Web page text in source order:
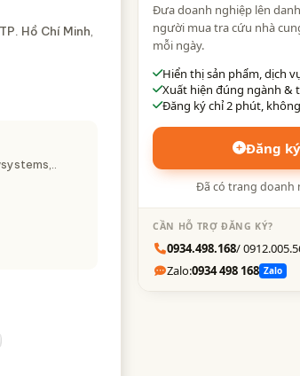
TP. Hồ Chí Minh
Đưa doanh nghiệp lên
người mua tra cứu nhà
mỗi ngày.
Hiển thị sản phẩm, dịch
Xuất hiện đúng ngành &
Đăng ký chỉ 2 phút,
Đăng
Đã có trang doanh
CẦN HỖ TRỢ ĐĂNG KÝ?
0934.498.168/
Zalo:0934 498 168 Zalo